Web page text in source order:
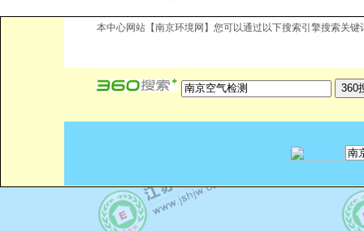
本中心网站【南京环境网】您可以通过以下搜索引擎搜索关键